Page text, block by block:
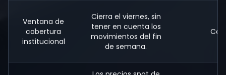
Ventana de
cobertura
institucional
Cierra el viernes, sin
tener en cuenta los
movimientos del fin
de semana.